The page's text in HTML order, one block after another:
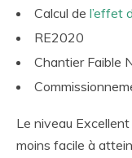
Calcul de l’effet
RE2020
Chantier Faible
Le niveau
moins facile à